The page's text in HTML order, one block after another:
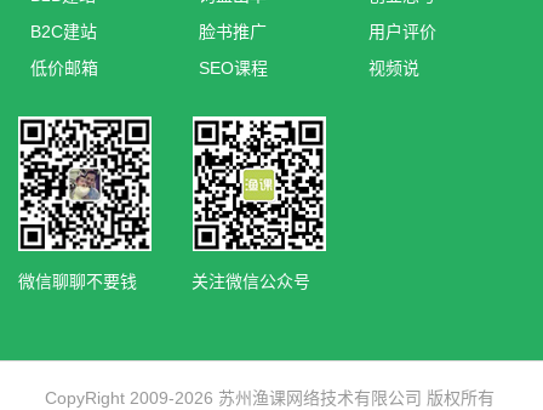
B2C建站
低价邮箱
脸书推广
SEO课程
用户评价
视频说
微信聊聊不要钱 关注微信公众号
CopyRight 2009-2026 苏州渔课网络技术有限公司 版权所有